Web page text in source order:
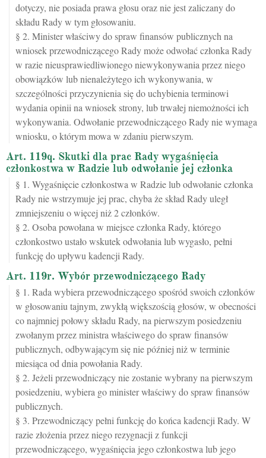
dotyczy, nie posiada prawa głosu oraz nie jest zaliczany do
składu Rady w tym głosowaniu.
§ 2. Minister właściwy do spraw finansów publicznych na
wniosek przewodniczącego Rady może odwołać członka Rady
w razie nieusprawiedliwionego niewykonywania przez niego
obowiązków lub nienależytego ich wykonywania, w
szczególności przyczynienia się do uchybienia terminowi
wydania opinii na wniosek strony, lub trwałej niemożności ich
wykonywania. Odwołanie przewodniczącego Rady nie wymaga
wniosku, o którym mowa w zdaniu pierwszym.
Art. 119q. Skutki dla prac Rady wygaśnięcia
członkostwa w Radzie lub odwołanie jej członka
§ 1. Wygaśnięcie członkostwa w Radzie lub odwołanie członka
Rady nie wstrzymuje jej prac, chyba że skład Rady uległ
zmniejszeniu o więcej niż 2 członków.
§ 2. Osoba powołana w miejsce członka Rady, którego
członkostwo ustało wskutek odwołania lub wygasło, pełni
funkcję do upływu kadencji Rady.
Art. 119r. Wybór przewodniczącego Rady
§ 1. Rada wybiera przewodniczącego spośród swoich członków
w głosowaniu tajnym, zwykłą większością głosów, w obecności
co najmniej połowy składu Rady, na pierwszym posiedzeniu
zwołanym przez ministra właściwego do spraw finansów
publicznych, odbywającym się nie później niż w terminie
miesiąca od dnia powołania Rady.
§ 2. Jeżeli przewodniczący nie zostanie wybrany na pierwszym
posiedzeniu, wybiera go minister właściwy do spraw finansów
publicznych.
§ 3. Przewodniczący pełni funkcję do końca kadencji Rady. W
razie złożenia przez niego rezygnacji z funkcji
przewodniczącego, wygaśnięcia jego członkostwa lub jego